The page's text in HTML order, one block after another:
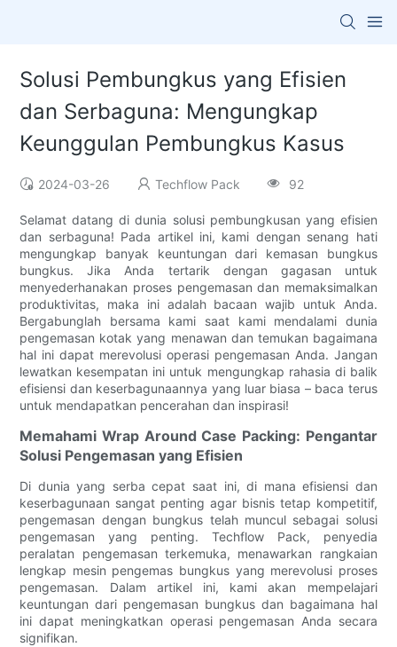
Solusi Pembungkus yang Efisien
dan Serbaguna: Mengungkap
Keunggulan Pembungkus Kasus
2024-03-26 Techflow Pack 92
Selamat datang di dunia solusi pembungkusan yang efisien
dan serbaguna! Pada artikel ini, kami dengan senang hati
mengungkap banyak keuntungan dari kemasan bungkus
bungkus. Jika Anda tertarik dengan gagasan untuk
menyederhanakan proses pengemasan dan memaksimalkan
produktivitas, maka ini adalah bacaan wajib untuk Anda.
Bergabunglah bersama kami saat kami mendalami dunia
pengemasan kotak yang menawan dan temukan bagaimana
hal ini dapat merevolusi operasi pengemasan Anda. Jangan
lewatkan kesempatan ini untuk mengungkap rahasia di balik
efisiensi dan keserbagunaannya yang luar biasa – baca terus
untuk mendapatkan pencerahan dan inspirasi!
Memahami Wrap Around Case Packing: Pengantar
Solusi Pengemasan yang Efisien
Di dunia yang serba cepat saat ini, di mana efisiensi dan
keserbagunaan sangat penting agar bisnis tetap kompetitif,
pengemasan dengan bungkus telah muncul sebagai solusi
pengemasan yang penting. Techflow Pack, penyedia
peralatan pengemasan terkemuka, menawarkan rangkaian
lengkap mesin pengemas bungkus yang merevolusi proses
pengemasan. Dalam artikel ini, kami akan mempelajari
keuntungan dari pengemasan bungkus dan bagaimana hal
ini dapat meningkatkan operasi pengemasan Anda secara
signifikan.